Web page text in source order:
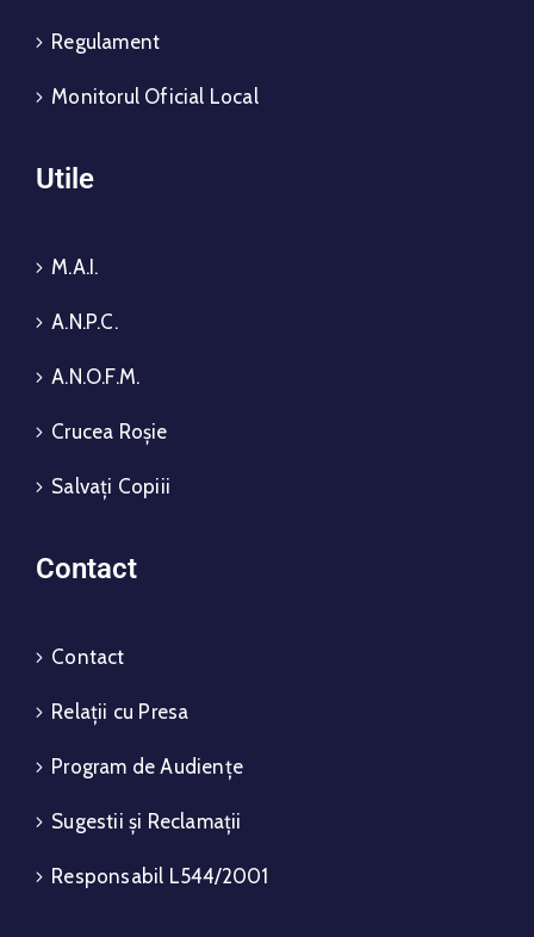
Regulament
Monitorul Oficial Local
Utile
M.A.I.
A.N.P.C.
A.N.O.F.M.
Crucea Roșie
Salvați Copiii
Contact
Contact
Relații cu Presa
Program de Audiențe
Sugestii și Reclamații
Responsabil L544/2001